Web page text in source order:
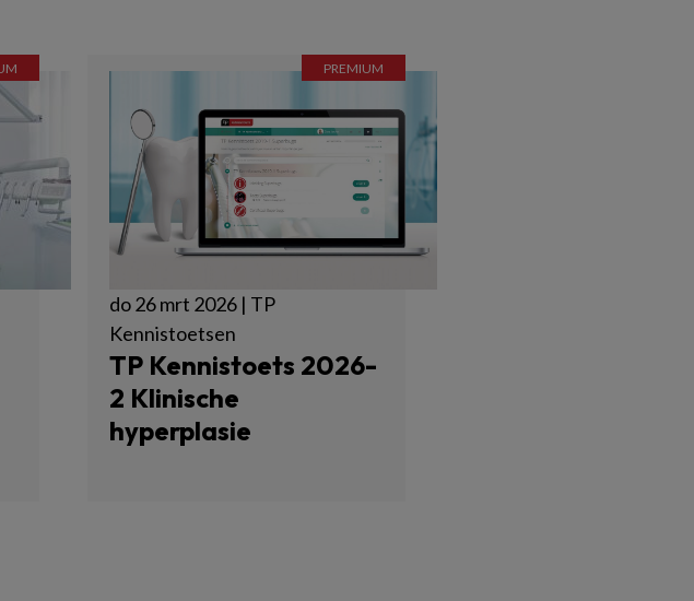
do 26 mrt 2026 | TP
Kennistoetsen
TP Kennistoets 2026-
2 Klinische
hyperplasie